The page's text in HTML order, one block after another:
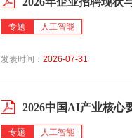
专题 人工智能
发表时间： 2026-07-31
2026中国AI产业核心
专题 人工智能